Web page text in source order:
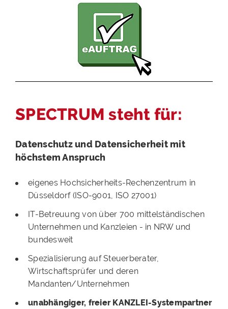
SPECTRUM steht für:
Datenschutz und Datensicherheit mit
höchstem Anspruch
eigenes Hochsicherheits-Rechenzentrum in
Düsseldorf (ISO-9001, ISO 27001)
IT-Betreuung von über 700 mittelständischen
Unternehmen und Kanzleien - in NRW und
bundesweit
Spezialisierung auf Steuerberater,
Wirtschaftsprüfer und deren
Mandanten/Unternehmen
unabhängiger, freier KANZLEI-Systempartner